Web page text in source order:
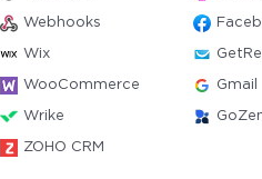
Webhooks
Wix
WooCommerce Gmail
Wrike
ZOHO CRM